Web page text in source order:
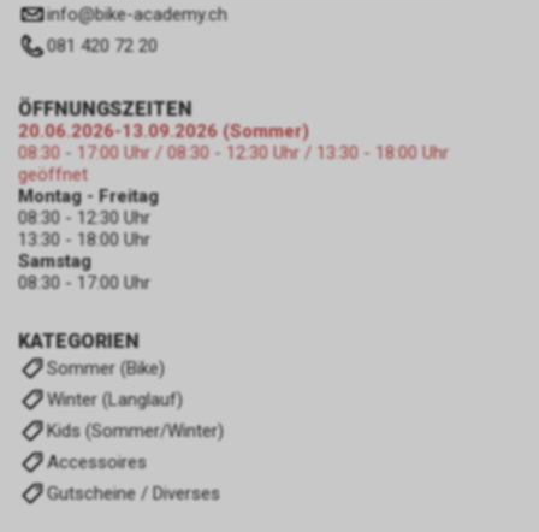
info@bike-academy.ch
081 420 72 20
KATEGORIEN
Sommer (Bike)
Winter (Langlauf)
Kids (Sommer/Winter)
Accessoires
Gutscheine / Diverses
ÖFFNUNGSZEITEN
20.06.2026-13.09.2026 (Sommer)
08:30 - 17:00 Uhr / 08:30 - 12:30 Uhr / 13:30 - 18:00 Uhr
geöffnet
Montag - Freitag
08:30 - 12:30 Uhr
13:30 - 18:00 Uhr
Samstag
08:30 - 17:00 Uhr